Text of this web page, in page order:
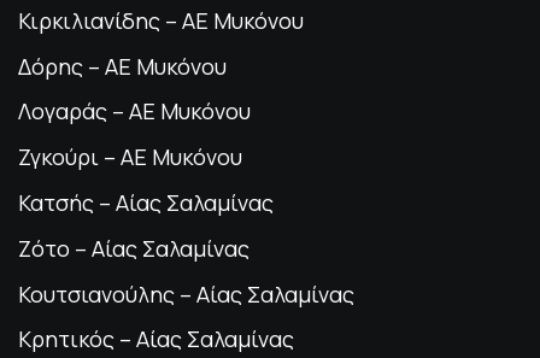
Κιρκιλιανίδης – ΑΕ Μυκόνου
Δόρης – ΑΕ Μυκόνου
Λογαράς – ΑΕ Μυκόνου
Ζγκούρι – ΑΕ Μυκόνου
Κατσής – Αίας Σαλαμίνας
Ζότο – Αίας Σαλαμίνας
Κουτσιανούλης – Αίας Σαλαμίνας
Κρητικός – Αίας Σαλαμίνας